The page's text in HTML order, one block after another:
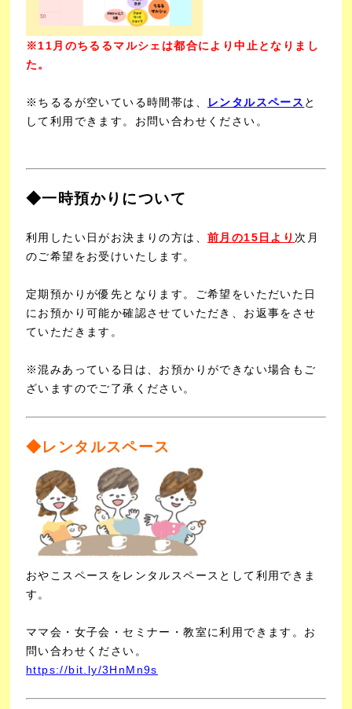
※11月のちるるマルシェは都合により中止となりまし
た。
※ちるるが空いている時間帯は、 レンタルスペース と
して利用できます。お問い合わせください。
◆一時預かりについて
利用したい日がお決まりの方は、前月の15日より 次月
のご希望をお受けいたします。
定期預かりが優先となります。ご希望をいただいた日
にお預かり可能か確認させていただき、お返事をさせ
ていただきます。
※混みあっている日は、お預かりができない場合もご
ざいますのでご了承ください。
◆レンタルスペース
おやこスペースをレンタルスペースとして利用できま
す。
ママ会・女子会・セミナー・教室に利用できます。 お
問い合わせください。
https://bit.ly/3HnMn9s